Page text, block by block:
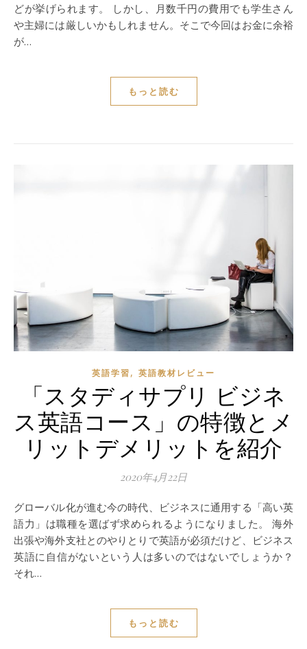
どが挙げられます。 しかし、月数千円の費用でも学生さん
や主婦には厳しいかもしれません。そこで今回はお金に余裕
が…
もっと読む
英語学習, 英語教材レビュー
「スタディサプリ ビジネ
ス英語コース」の特徴とメ
リットデメリットを紹介
2020年4月22日
グローバル化が進む今の時代、ビジネスに通用する「高い英
語力」は職種を選ばず求められるようになりました。 海外
出張や海外支社とのやりとりで英語が必須だけど、ビジネス
英語に自信がないという人は多いのではないでしょうか？
それ…
もっと読む